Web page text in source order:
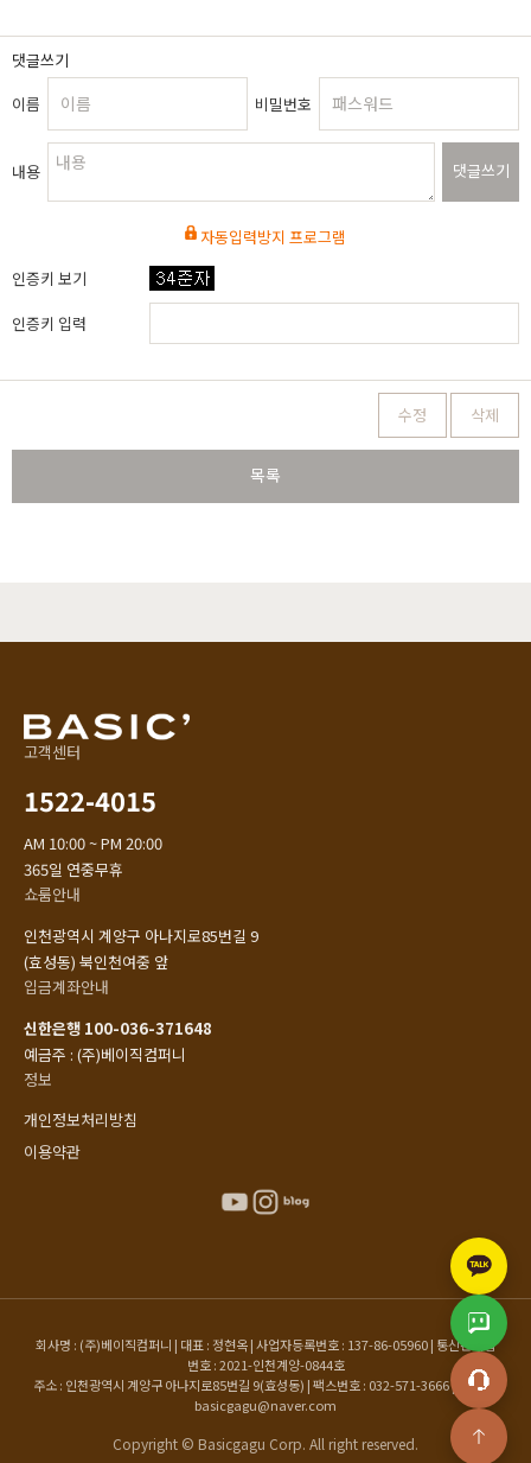
댓글쓰기
이름
비밀번호
내용 댓글쓰기
자동입력방지 프로그램
인증키 보기
인증키 입력
수정 삭제
목록
고객센터
1522-4015
AM 10:00 ~ PM 20:00
365일 연중무휴
쇼룸안내
인천광역시 계양구 아나지로85번길 9
(효성동) 북인천여중 앞
입금계좌안내
신한은행 100-036-371648
예금주 : (주)베이직컴퍼니
정보
개인정보처리방침
이용약관
회사명 : (주)베이직컴퍼니 | 대표 : 정현옥 | 사업자등록번호 : 137-86-05960 | 통신판매업
번호 : 2021-인천계양-0844호
주소 : 인천광역시 계양구 아나지로85번길 9(효성동) | 팩스번호 : 032-571-3666 | 이메일 :
basicgagu@naver.com
Copyright © Basicgagu Corp. All right reserved.